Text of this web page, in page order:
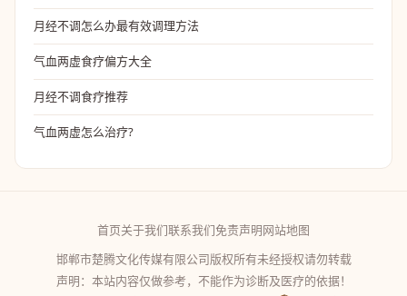
月经不调怎么办最有效调理方法
气血两虚食疗偏方大全
月经不调食疗推荐
气血两虚怎么治疗?
首页关于我们联系我们免责声明网站地图
邯郸市楚腾文化传媒有限公司版权所有未经授权请勿转载
声明：本站内容仅做参考，不能作为诊断及医疗的依据！